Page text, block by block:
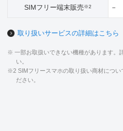
SIMフリー端末販売※2 －
取り扱いサービスの詳細はこちら
※ 一部お取扱いできない機種があります。
い。
※2 SIMフリースマホの取り扱い商材につい
ださい。